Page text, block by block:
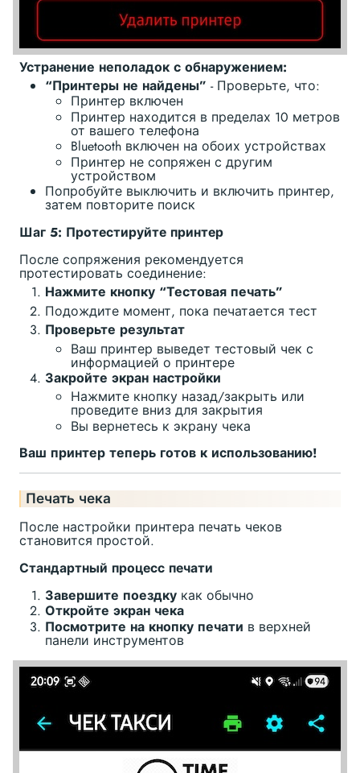
Устранение неполадок с обнаружением:
“Принтеры не найдены” - Проверьте, что:
Принтер включен
Принтер находится в пределах 10 метров
от вашего телефона
Bluetooth включен на обоих устройствах
Принтер не сопряжен с другим
устройством
Попробуйте выключить и включить принтер,
затем повторите поиск
Шаг 5: Протестируйте принтер
После сопряжения рекомендуется
протестировать соединение:
Нажмите кнопку “Тестовая печать”
Подождите момент, пока печатается тест
Проверьте результат
Ваш принтер выведет тестовый чек с
информацией о принтере
Закройте экран настройки
Нажмите кнопку назад/закрыть или
проведите вниз для закрытия
Вы вернетесь к экрану чека
Ваш принтер теперь готов к использованию!
Печать чека
После настройки принтера печать чеков
становится простой.
Стандартный процесс печати
Завершите поездку как обычно
Откройте экран чека
Посмотрите на кнопку печати в верхней
панели инструментов